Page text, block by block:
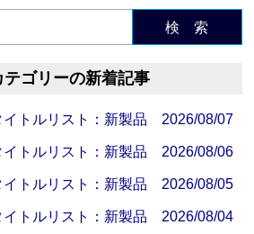
検 索
ゴリーの新着記事
イトルリスト：新製品 2026/08/07
イトルリスト：新製品 2026/08/06
イトルリスト：新製品 2026/08/05
イトルリスト：新製品 2026/08/04